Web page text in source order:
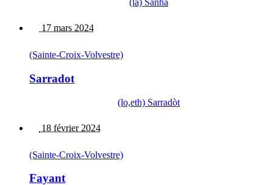
(la) Sanha
17 mars 2024
(Sainte-Croix-Volvestre)
Sarradot
(lo,eth) Sarradòt
18 février 2024
(Sainte-Croix-Volvestre)
Fayant